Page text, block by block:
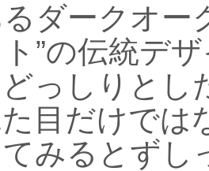
ダークオー
”の伝統デ
っしりとし
目だけでは
みるとずし